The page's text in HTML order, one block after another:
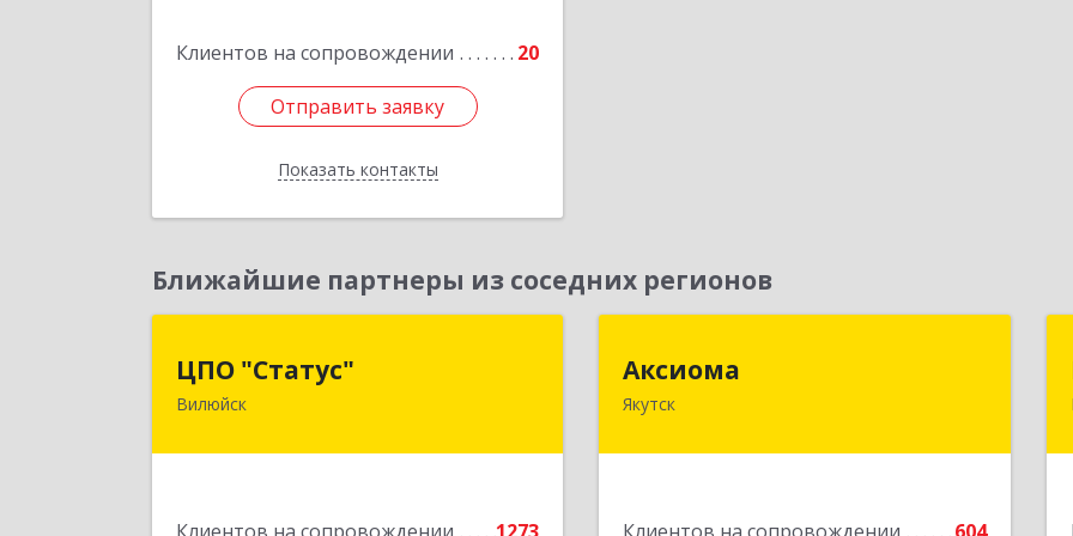
Клиентов на сопровождении 20
Отправить заявку
Показать контакты
Отправить заявку
Назад
Ближайшие партнеры из соседних регионов
ЦПО "Статус"
Вилюйск
677000, Саха /Якутия/ Респ, Якутск г,
Аксиома
Якутск677000, Саха /Якутия/ Респ, Якутск г,